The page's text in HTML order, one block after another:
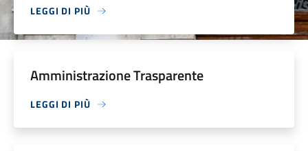
LEGGI DI PIÙ
Amministrazione Trasparente
LEGGI DI PIÙ